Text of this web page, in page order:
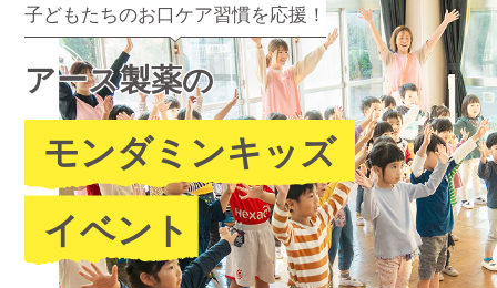
子どもたちのお口ケア習慣を応援！
アース製薬の
モンダミンキッズ
イベント